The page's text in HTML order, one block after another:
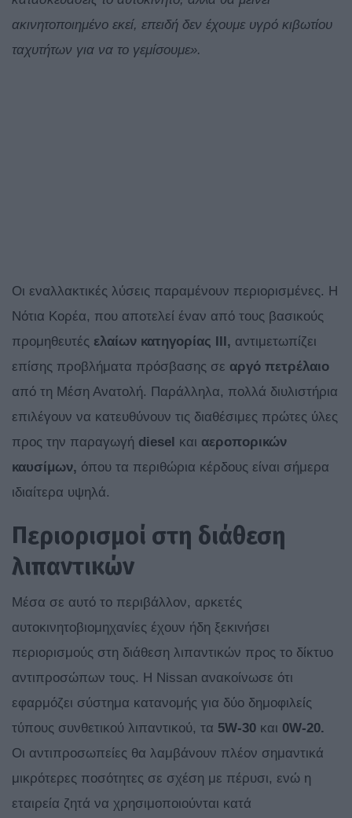
ακινητοποιημένο εκεί, επειδή δεν έχουμε υγρό κιβωτίου
ταχυτήτων για να το γεμίσουμε».
Οι εναλλακτικές λύσεις παραμένουν περιορισμένες. Η
Νότια Κορέα, που αποτελεί έναν από τους βασικούς
προμηθευτές ελαίων κατηγορίας III, αντιμετωπίζει
επίσης προβλήματα πρόσβασης σε αργό πετρέλαιο
από τη Μέση Ανατολή. Παράλληλα, πολλά διυλιστήρια
επιλέγουν να κατευθύνουν τις διαθέσιμες πρώτες ύλες
προς την παραγωγή diesel και αεροπορικών
καυσίμων, όπου τα περιθώρια κέρδους είναι σήμερα
ιδιαίτερα υψηλά.
Περιορισμοί στη διάθεση
λιπαντικών
Μέσα σε αυτό το περιβάλλον, αρκετές
αυτοκινητοβιομηχανίες έχουν ήδη ξεκινήσει
περιορισμούς στη διάθεση λιπαντικών προς το δίκτυο
αντιπροσώπων τους. Η Nissan ανακοίνωσε ότι
εφαρμόζει σύστημα κατανομής για δύο δημοφιλείς
τύπους συνθετικού λιπαντικού, τα 5W-30 και 0W-20.
Οι αντιπροσωπείες θα λαμβάνουν πλέον σημαντικά
μικρότερες ποσότητες σε σχέση με πέρυσι, ενώ η
εταιρεία ζητά να χρησιμοποιούνται κατά